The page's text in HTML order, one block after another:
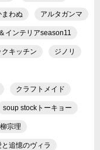
まわぬ アルタガンマ
インテリアseason11
クキッチン ジノリ
クラフトメイド
soup stockトーキョー
柳宗理
と追憶のヴィラ